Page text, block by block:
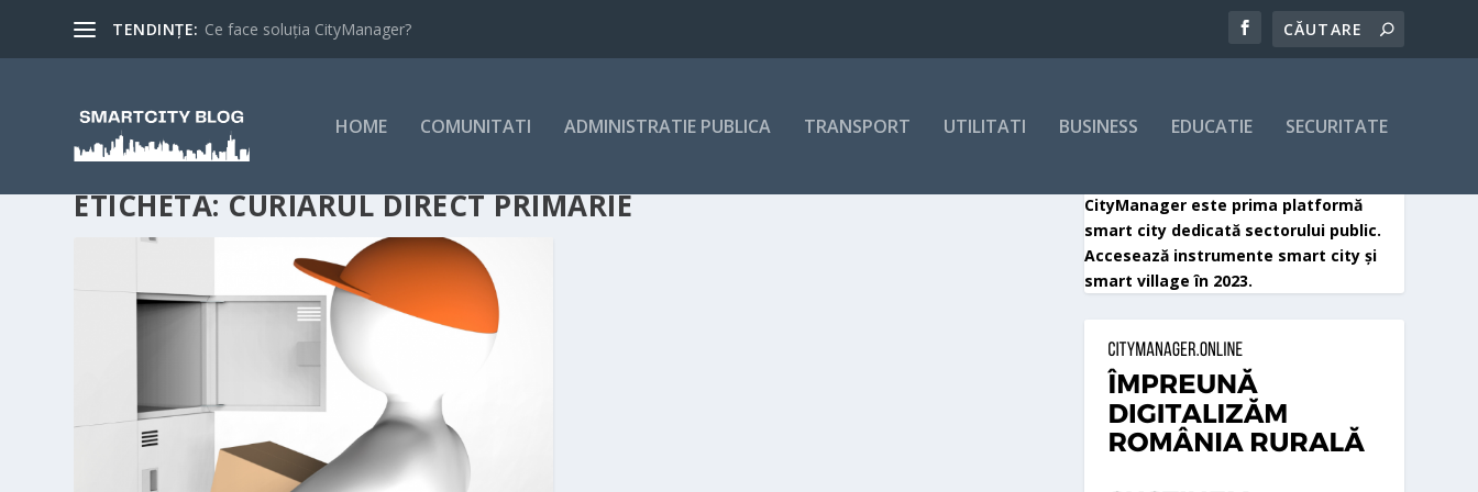
TENDINȚE: Ce face soluția CityManager?
HOME COMUNITATI ADMINISTRATIE PUBLICA TRANSPORT UTILITATI BUSINESS EDUCATIE SECURITATE
ETICHETĂ:CURIARUL DIRECT PRIMARIE
CityManager este prima platformă
smart city dedicată sectorului public.
Accesează instrumente smart city și
smart village în 2023.